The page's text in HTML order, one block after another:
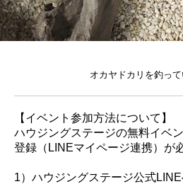
オカヤドカリを釣っ
【イベント参加方法について】
ハウジングステージの無料イベ
登録（LINEマイページ連携）が
1）ハウジングステージ公式